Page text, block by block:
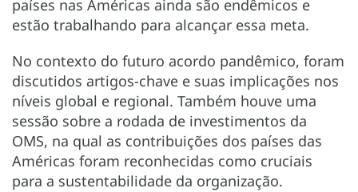
países nas Américas ainda são endêmicos e
estão trabalhando para alcançar essa meta.
No contexto do futuro acordo pandêmico, foram
discutidos artigos-chave e suas implicações nos
níveis global e regional. Também houve uma
sessão sobre a rodada de investimentos da
OMS, na qual as contribuições dos países das
Américas foram reconhecidas como cruciais
para a sustentabilidade da organização.